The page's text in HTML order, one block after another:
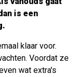
is een
klaar voor.
Voordat ze
wat extra's